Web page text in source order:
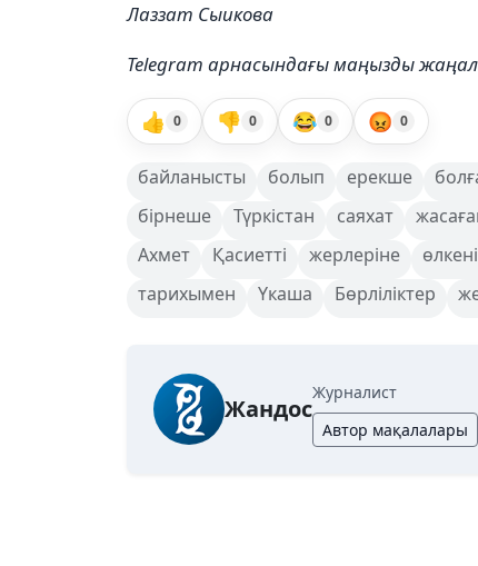
Лаззат Сыикова
Telegram арнасындағы маңызды
👍 0 👎 0 😂 0 😡 0
байланысты болып ерекше
бірнеше
Түркістан саяхат
Ахмет
Қасиетті жерлеріне
тарихымен
Үкаша Бөрліліктер
Жандос
Журналист
Автор мақалалары